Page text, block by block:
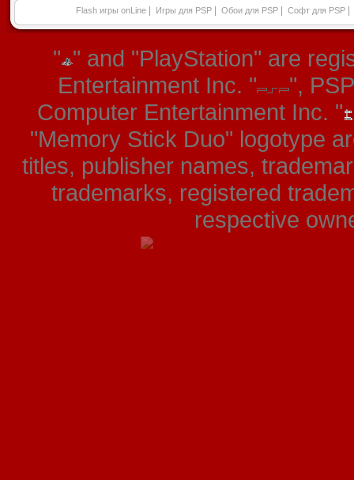
Flash игры onLine Игры для PSP Обои для PSP Софт для PSP
" " and "PlayStation" are
Entertainment Inc. "
",
Computer Entertainment Inc. "
"Memory Stick Duo" logotype
titles, publisher names,
trademarks, registered
respective